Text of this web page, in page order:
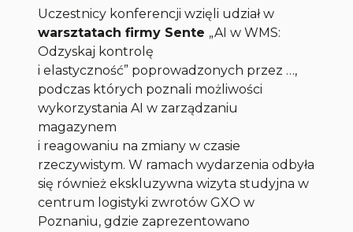
Uczestnicy konferencji wzięli udział w
warsztatach firmy Sente „AI w WMS:
Odzyskaj kontrolę
i elastyczność” poprowadzonych przez …,
podczas których poznali możliwości
wykorzystania AI w zarządzaniu
magazynem
i reagowaniu na zmiany w czasie
rzeczywistym. W ramach wydarzenia odbyła
się również ekskluzywna wizyta studyjna w
centrum logistyki zwrotów GXO w
Poznaniu, gdzie zaprezentowano